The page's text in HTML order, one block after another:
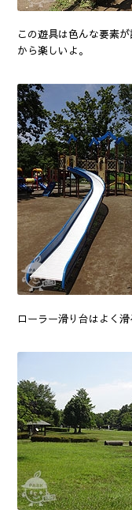
この遊具は色んな要素
から楽しいよ。
ローラー滑り台はよく